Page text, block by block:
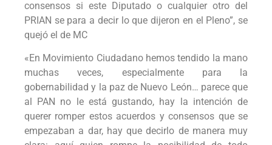
consensos si este Diputado o cualquier otro del
PRIAN se para a decir lo que dijeron en el Pleno”, se
quejó el de MC
«En Movimiento Ciudadano hemos tendido la mano
muchas veces, especialmente para la
gobernabilidad y la paz de Nuevo León… parece que
al PAN no le está gustando, hay la intención de
querer romper estos acuerdos y consensos que se
empezaban a dar, hay que decirlo de manera muy